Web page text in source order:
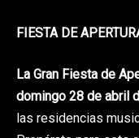
FIESTA DE
La Gran Fiesta de
domingo 28 de abril
las residencias